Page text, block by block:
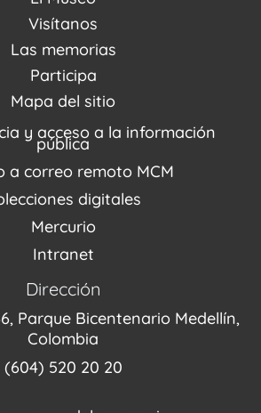
Acerca de nosotros
Noticias
PQRSDF
Visítanos
Visítanos
Reserva tus espacios
/ Programación
Recorridos Virtuales
Las memorias
Centro de Recursos
(MUSEO / CASA / MEMORIA)
del conflicto
Proyectos
Enlaces de memorias
Fondo Editorial
Participa
Estímulos
Mapa del sitio
y acceso a la información
pública
a correo remoto MCM
digitales
Mercurio
Intranet
Dirección
Parque Bicentenario Medellín,
Colombia
(604) 520 20 20